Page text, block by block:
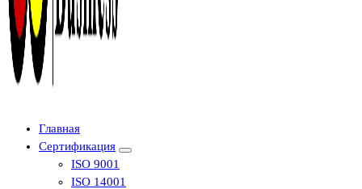
Центр сертификации в Уфе ( услуги по сертификации продукции ,
оформление декларации соответствия, отказного письма)
Главная
Сертификация
ISO 9001
ISO 14001